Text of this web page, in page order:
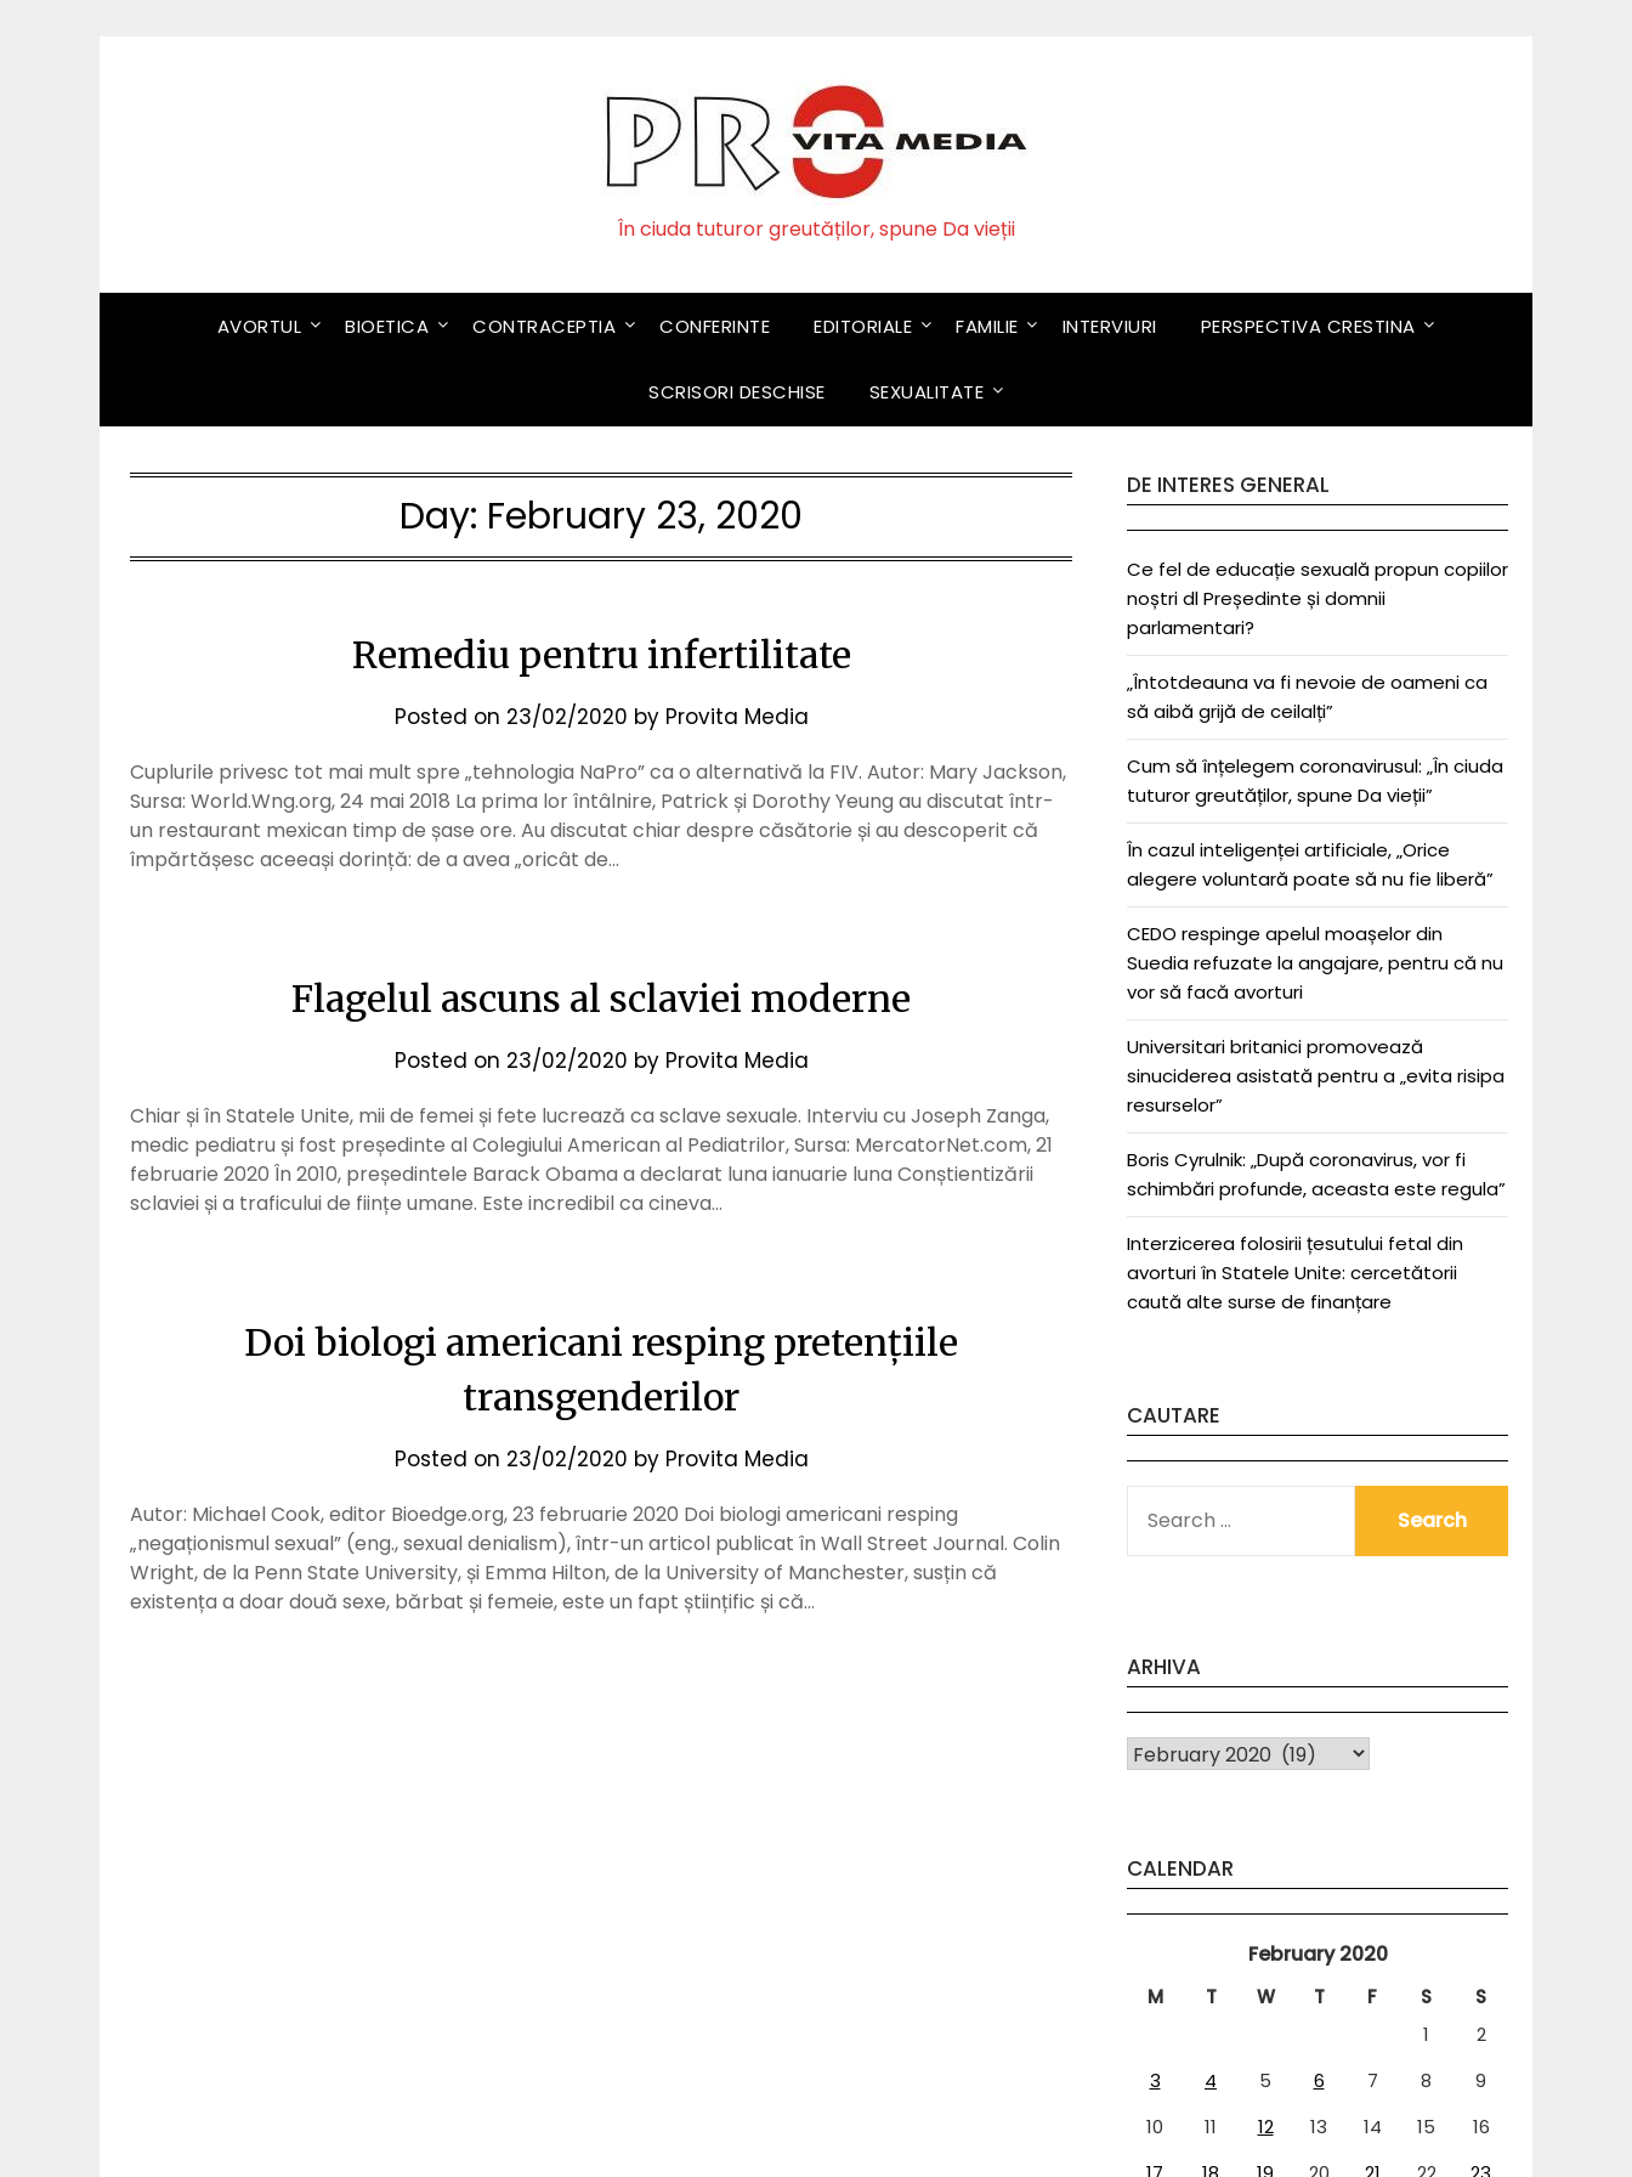
În ciuda tuturor greutăților, spune Da vieții
AVORTUL BIOETICA CONTRACEPTIA CONFERINTE EDITORIALE FAMILIE INTERVIURI PERSPECTIVA CRESTINA
SCRISORI DESCHISE SEXUALITATE
Day: February 23, 2020
Remediu pentru infertilitate
Posted on 23/02/2020 by Provita Media
Cuplurile privesc tot mai mult spre „tehnologia NaPro” ca o alternativă la FIV. Autor: Mary Jackson,
Sursa: World.Wng.org, 24 mai 2018 La prima lor întâlnire, Patrick și Dorothy Yeung au discutat într-
un restaurant mexican timp de șase ore. Au discutat chiar despre căsătorie și au descoperit că
împărtășesc aceeași dorință: de a avea „oricât de…
Flagelul ascuns al sclaviei moderne
Posted on 23/02/2020 by Provita Media
Chiar și în Statele Unite, mii de femei și fete lucrează ca sclave sexuale. Interviu cu Joseph Zanga,
medic pediatru și fost președinte al Colegiului American al Pediatrilor, Sursa: MercatorNet.com, 21
februarie 2020 În 2010, președintele Barack Obama a declarat luna ianuarie luna Conștientizării
sclaviei și a traficului de ființe umane. Este incredibil ca cineva…
Doi biologi americani resping pretențiile
transgenderilor
Posted on 23/02/2020 by Provita Media
Autor: Michael Cook, editor Bioedge.org, 23 februarie 2020 Doi biologi americani resping
„negaționismul sexual” (eng., sexual denialism), într-un articol publicat în Wall Street Journal. Colin
Wright, de la Penn State University, și Emma Hilton, de la University of Manchester, susțin că
existența a doar două sexe, bărbat și femeie, este un fapt științific și că…
DE INTERES GENERAL
Ce fel de educație sexuală propun copiilor
noștri dl Președinte și domnii
parlamentari?
„Întotdeauna va fi nevoie de oameni ca
să aibă grijă de ceilalți”
Cum să înțelegem coronavirusul: „În ciuda
tuturor greutăților, spune Da vieții”
În cazul inteligenței artificiale, „Orice
alegere voluntară poate să nu fie liberă”
CEDO respinge apelul moașelor din
Suedia refuzate la angajare, pentru că nu
vor să facă avorturi
Universitari britanici promovează
sinuciderea asistată pentru a „evita risipa
resurselor”
Boris Cyrulnik: „După coronavirus, vor fi
schimbări profunde, aceasta este regula”
Interzicerea folosirii țesutului fetal din
avorturi în Statele Unite: cercetătorii
caută alte surse de finanțare
CAUTARE
FOR:
ARHIVA
Arhiva
CALENDAR
February 2020
M T W T F S
S
1
2
3
4 5 6 7 8
9
10
11 12 13 14 15
16